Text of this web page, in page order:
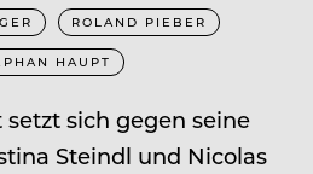
ROLAND PIEBER
HAUPT
sich gegen seine
Steindl und Nicolas